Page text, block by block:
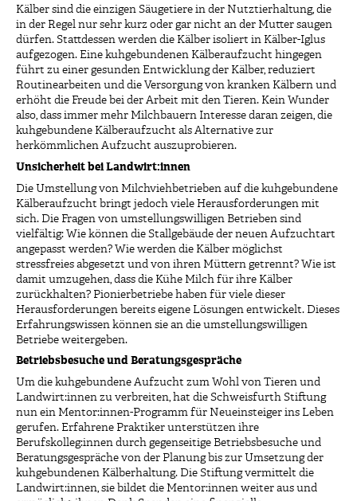
Kälber sind die einzigen Säugetiere in der Nutztierhaltung, die
in der Regel nur sehr kurz oder gar nicht an der Mutter saugen
dürfen. Stattdessen werden die Kälber isoliert in Kälber-Iglus
aufgezogen. Eine kuhgebundenen Kälberaufzucht hingegen
führt zu einer gesunden Entwicklung der Kälber, reduziert
Routinearbeiten und die Versorgung von kranken Kälbern und
erhöht die Freude bei der Arbeit mit den Tieren. Kein Wunder
also, dass immer mehr Milchbauern Interesse daran zeigen, die
kuhgebundene Kälberaufzucht als Alternative zur
herkömmlichen Aufzucht auszuprobieren.
Unsicherheit bei Landwirt:innen
Die Umstellung von Milchviehbetrieben auf die kuhgebundene
Kälberaufzucht bringt jedoch viele Herausforderungen mit
sich. Die Fragen von umstellungswilligen Betrieben sind
vielfältig: Wie können die Stallgebäude der neuen Aufzuchtart
angepasst werden? Wie werden die Kälber möglichst
stressfreies abgesetzt und von ihren Müttern getrennt? Wie ist
damit umzugehen, dass die Kühe Milch für ihre Kälber
zurückhalten? Pionierbetriebe haben für viele dieser
Herausforderungen bereits eigene Lösungen entwickelt. Dieses
Erfahrungswissen können sie an die umstellungswilligen
Betriebe weitergeben.
Betriebsbesuche und Beratungsgespräche
Um die kuhgebundene Aufzucht zum Wohl von Tieren und
Landwirt:innen zu verbreiten, hat die Schweisfurth Stiftung
nun ein Mentor:innen-Programm für Neueinsteiger ins Leben
gerufen. Erfahrene Praktiker unterstützen ihre
Berufskolleg:innen durch gegenseitige Betriebsbesuche und
Beratungsgespräche von der Planung bis zur Umsetzung der
kuhgebundenen Kälberhaltung. Die Stiftung vermittelt die
Landwirt:innen, sie bildet die Mentor:innen weiter aus und